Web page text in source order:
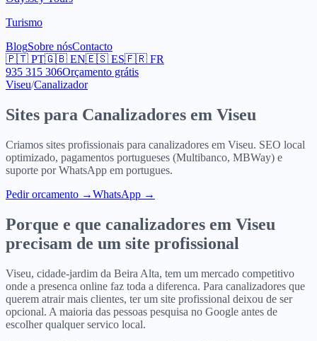
Turismo
BlogSobre nósContacto
🇵🇹 PT🇬🇧 EN🇪🇸 ES🇫🇷 FR
935 315 306Orçamento grátis
Viseu/Canalizador
Sites para Canalizadores em Viseu
Criamos sites profissionais para canalizadores em Viseu. SEO local
optimizado, pagamentos portugueses (Multibanco, MBWay) e
suporte por WhatsApp em portugues.
Pedir orcamento →WhatsApp →
Porque e que canalizadores em Viseu
precisam de um site profissional
Viseu, cidade-jardim da Beira Alta, tem um mercado competitivo
onde a presenca online faz toda a diferenca. Para canalizadores que
querem atrair mais clientes, ter um site profissional deixou de ser
opcional. A maioria das pessoas pesquisa no Google antes de
escolher qualquer servico local.